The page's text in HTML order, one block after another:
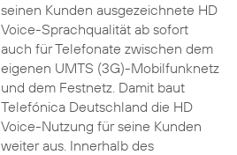
seinen Kunden ausgezeichnete HD
Voice-Sprachqualität ab sofort
auch für Telefonate zwischen dem
eigenen UMTS (3G)-Mobilfunknetz
und dem Festnetz. Damit baut
Telefónica Deutschland die HD
Voice-Nutzung für seine Kunden
weiter aus. Innerhalb des